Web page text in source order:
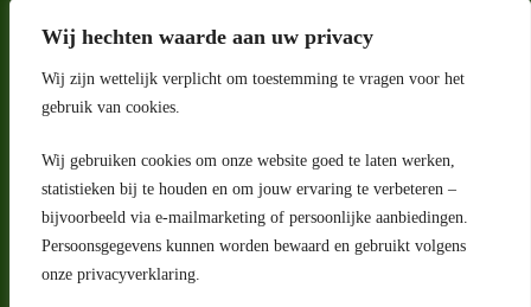
Wij hechten waarde aan uw privacy
Wij zijn wettelijk verplicht om toestemming te vragen voor het
gebruik van cookies.
Wij gebruiken cookies om onze website goed te laten werken,
statistieken bij te houden en om jouw ervaring te verbeteren –
bijvoorbeeld via e-mailmarketing of persoonlijke aanbiedingen.
Persoonsgegevens kunnen worden bewaard en gebruikt volgens
onze privacyverklaring.
Adres
Riga 4 E
2993 LW Barendrecht
Nederland
Contact